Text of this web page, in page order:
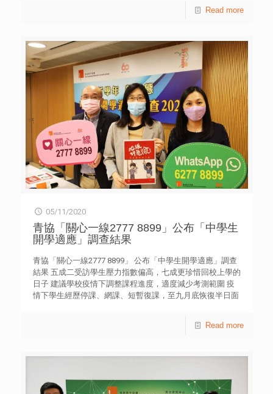
Instagram 創業歷程，以及舉辦兩場網上業務諮詢活動，讓
活動日期： 2020 年 12 月至 2021 年 4 月 （合共 5 次課程、
2 次 Facebook Live 嘉賓分享、2 次 Facebook 專家諮詢及
1 次學員總結分享。表現優秀的學員，有機會於4月獲推薦
與指定的香港小店會面並進行實習。） 課程內容： –
Instagram 品牌經營攻略 (基礎班) – Instagram 品牌經營學
堂：內容篇 (基礎班) – Instagram 品牌經營學堂： 內容篇
(進階班) – Instagram 品牌經營學堂： 品牌推廣篇 (基礎班)
– Instagram 品牌經營學堂：績效營銷篇 (進階班) – Live for
all：Instagram 成功創業者及網絡紅人 KOL 分享 – 網上業務
諮詢活動 上課模式：Zoom 網上教學 對象：18 – 35歲；
有潛質成為年青初創企業家及現為年青初創企業家者優先
教學語言：英語教材；以粵語教學 證書：參加者出席率達
80% 或上，可獲頒由香港青年協會及 Facebook 聯署的參加
80%或以上，協會將於活動完結後一個月內退回按金。）
截止日期：2020年12月11日（星期五） 立即報名：
https://bit.ly/3pAUJzV[…]
Read more
05/11/2020
青協「關心一線2777 8899」公布「中學生
開學適應」調查結果
青協「關心一線2777 8899」 公布「中學生開學適應」調查
結果 五成二受訪學生壓力指數偏高，七成更珍惜回校上學的
日子 建議學校疫情下調整課程進度，適度減少考測範圍 疫
情下學生經歷停課、網課、短暫復課，至九月底恢復半日面
果。在4,443名受訪學生中，過半數（52.2%）壓力指數屬偏
校上學的日子」［表二］。 青協「關心一線2777 8899」於
今年9月至10月期間，以便利抽樣自填問卷形式成功訪問了
Read more